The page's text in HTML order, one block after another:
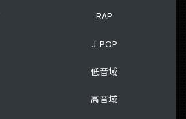
RAP
J-POP
低音域
高音域